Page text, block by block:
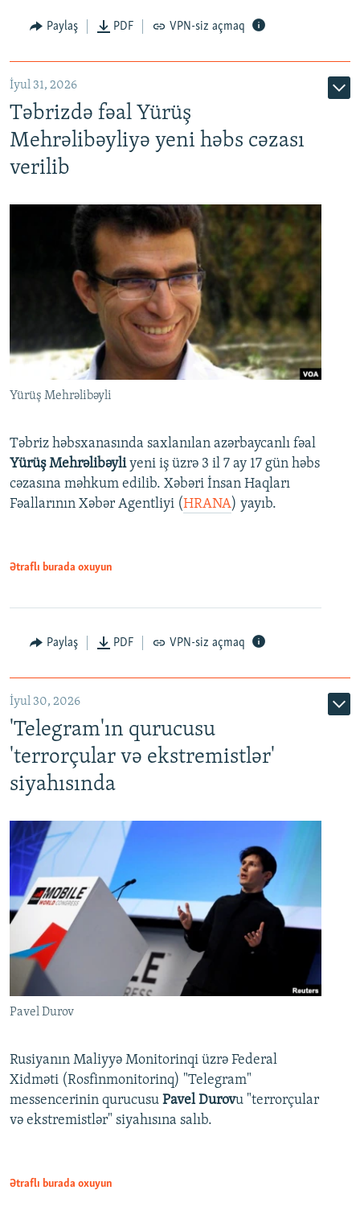
Paylaş PDF VPN-siz açmaq
İyul 31, 2026
Təbrizdə fəal Yürüş
Mehrəlibəyliyə yeni həbs cəzası
verilib
Yürüş Mehrəlibəyli
Təbriz həbsxanasında saxlanılan azərbaycanlı fəal
Yürüş Mehrəlibəyliyeni iş üzrə 3 il 7 ay 17 gün həbs
cəzasına məhkum edilib. Xəbəri İnsan Haqları
Fəallarının Xəbər Agentliyi (HRANA) yayıb.
Ətraflı burada oxuyun
Paylaş PDF VPN-siz açmaq
İyul 30, 2026
'Telegram'ın qurucusu
'terrorçular və ekstremistlər'
siyahısında
Pavel Durov
Rusiyanın Maliyyə Monitorinqi üzrə Federal
Xidməti (Rosfinmonitorinq) "Telegram"
messencerinin qurucusu Pavel Durovu "terrorçular
və ekstremistlər" siyahısına salıb.
Ətraflı burada oxuyun